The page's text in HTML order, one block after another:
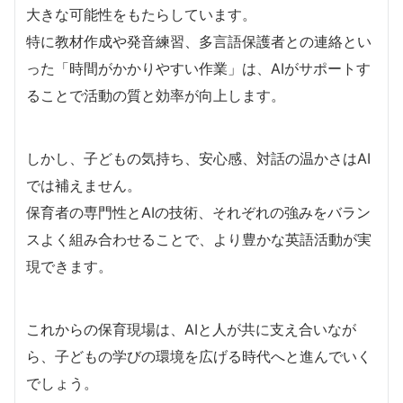
大きな可能性をもたらしています。
特に教材作成や発音練習、多言語保護者との連絡とい
った「時間がかかりやすい作業」は、AIがサポートす
ることで活動の質と効率が向上します。
しかし、子どもの気持ち、安心感、対話の温かさはAI
では補えません。
保育者の専門性とAIの技術、それぞれの強みをバラン
スよく組み合わせることで、より豊かな英語活動が実
現できます。
これからの保育現場は、AIと人が共に支え合いなが
ら、子どもの学びの環境を広げる時代へと進んでいく
でしょう。